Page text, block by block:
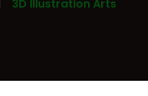
3D Illustration Arts